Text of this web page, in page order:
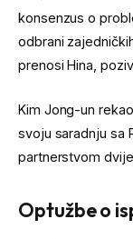
konsenzus o
odbrani
prenosi Hina,
Kim Jong-un
svoju saradnju sa
partnerstvom
Optužbe o